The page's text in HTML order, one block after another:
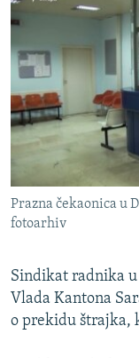
RSE PRIČE IZ
ISPRIČAJ MI
DNEVNO@RSE
SPECIJALI RSE
VIŠE OD NASLOVA
GENOCID U
POPLAVE I KLIZIŠTA U
POST SCRIPTUM
MOJA EVROPA
PRATITE NAS
Prazna čekaonica u
fotoarhiv
Sindikat radnika
Vlada Kantona
o prekidu štrajka,